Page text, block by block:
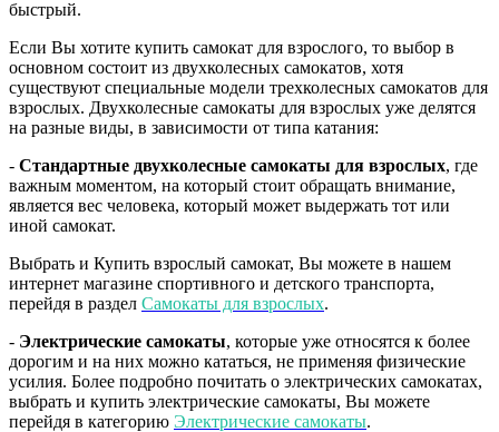
быстрый.
Если Вы хотите купить самокат для взрослого, то выбор в
основном состоит из двухколесных самокатов, хотя
существуют специальные модели трехколесных самокатов для
взрослых. Двухколесные самокаты для взрослых уже делятся
на разные виды, в зависимости от типа катания:
- Стандартные двухколесные самокаты для взрослых, где
важным моментом, на который стоит обращать внимание,
является вес человека, который может выдержать тот или
иной самокат.
Выбрать и Купить взрослый самокат, Вы можете в нашем
интернет магазине спортивного и детского транспорта,
перейдя в раздел Самокаты для взрослых.
- Электрические самокаты, которые уже относятся к более
дорогим и на них можно кататься, не применяя физические
усилия. Более подробно почитать о электрических самокатах,
выбрать и купить электрические самокаты, Вы можете
перейдя в категорию Электрические самокаты.